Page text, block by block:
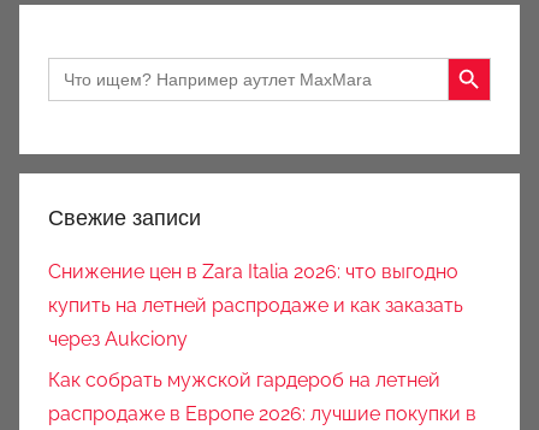
Search
for:
Search Button
Свежие записи
Снижение цен в Zara Italia 2026: что выгодно
купить на летней распродаже и как заказать
через Aukciony
Как собрать мужской гардероб на летней
распродаже в Европе 2026: лучшие покупки в